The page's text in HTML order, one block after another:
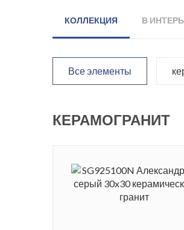
КОЛЛЕКЦИЯ В
Все элементы
КЕРАМОГРАНИТ